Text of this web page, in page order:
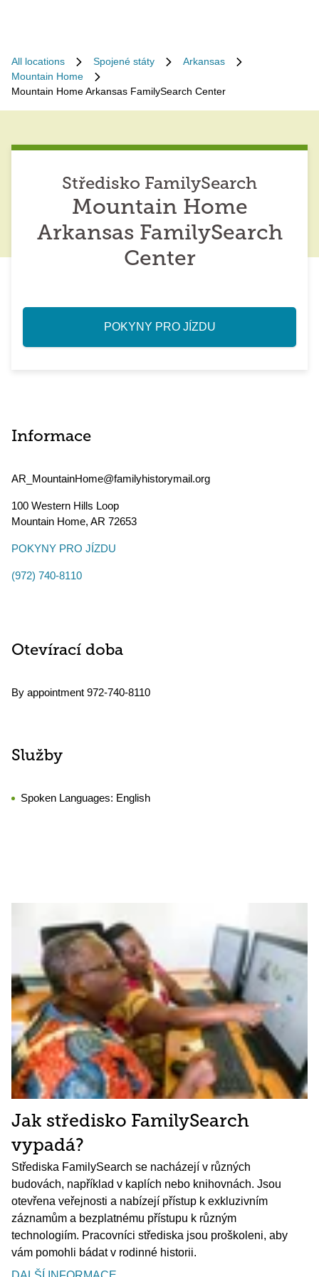
All locations Spojené státy
Arkansas
Mountain Home
Mountain Home Arkansas FamilySearch Center
Středisko FamilySearch
Mountain Home
Arkansas FamilySearch
Center
POKYNY PRO JÍZDU
Informace
AR_MountainHome@familyhistorymail.org
100 Western Hills Loop
Mountain Home, AR 72653
POKYNY PRO JÍZDU
(972) 740-8110
Otevírací doba
By appointment 972-740-8110
Služby
Spoken Languages: English
Jak středisko FamilySearch
vypadá?
Střediska FamilySearch se nacházejí v různých
budovách, například v kaplích nebo knihovnách. Jsou
otevřena veřejnosti a nabízejí přístup k exkluzivním
záznamům a bezplatnému přístupu k různým
technologiím. Pracovníci střediska jsou proškoleni, aby
vám pomohli bádat v rodinné historii.